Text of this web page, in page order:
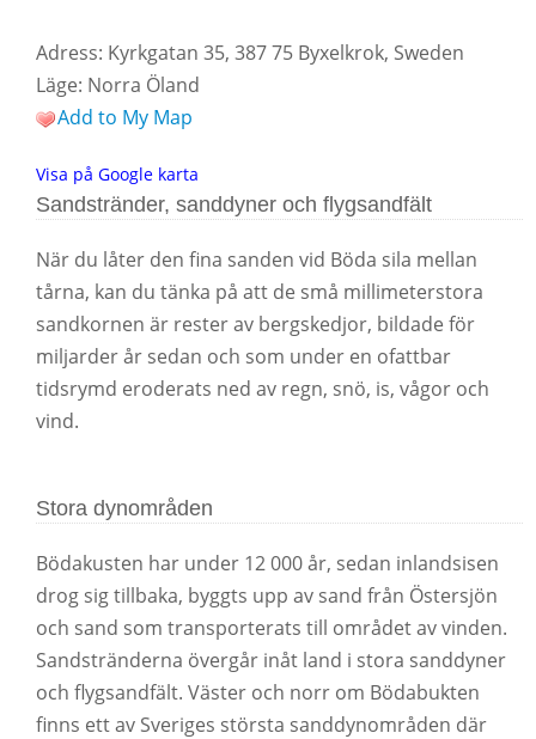
Adress: Kyrkgatan 35, 387 75 Byxelkrok, Sweden
Läge: Norra Öland
Add to My Map
Visa på Google karta
Sandstränder, sanddyner och flygsandfält
När du låter den fina sanden vid Böda sila mellan
tårna, kan du tänka på att de små millimeterstora
sandkornen är rester av bergskedjor, bildade för
miljarder år sedan och som under en ofattbar
tidsrymd eroderats ned av regn, snö, is, vågor och
vind.
Stora dynområden
Bödakusten har under 12 000 år, sedan inlandsisen
drog sig tillbaka, byggts upp av sand från Östersjön
och sand som transporterats till området av vinden.
Sandstränderna övergår inåt land i stora sanddyner
och flygsandfält. Väster och norr om Bödabukten
finns ett av Sveriges största sanddynområden där